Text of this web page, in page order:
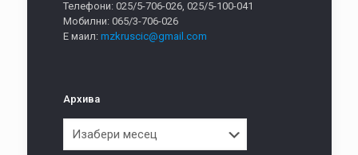
Телефони: 025/5-706-026, 025/5-100-041
Мобилни: 065/3-706-026
Е маил: mzkruscic@gmail.com
Архива